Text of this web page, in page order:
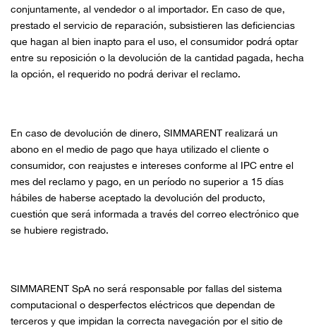
conjuntamente, al vendedor o al importador. En caso de que,
prestado el servicio de reparación, subsistieren las deficiencias
que hagan al bien inapto para el uso, el consumidor podrá optar
entre su reposición o la devolución de la cantidad pagada, hecha
la opción, el requerido no podrá derivar el reclamo.
En caso de devolución de dinero, SIMMARENT realizará un
abono en el medio de pago que haya utilizado el cliente o
consumidor, con reajustes e intereses conforme al IPC entre el
mes del reclamo y pago, en un período no superior a 15 días
hábiles de haberse aceptado la devolución del producto,
cuestión que será informada a través del correo electrónico que
se hubiere registrado.
SIMMARENT SpA no será responsable por fallas del sistema
computacional o desperfectos eléctricos que dependan de
terceros y que impidan la correcta navegación por el sitio de